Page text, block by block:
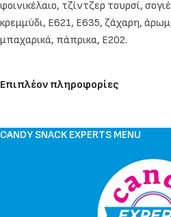
φοινικέλαιο, τζίντζερ τουρσί,
κρεμμύδι, E621, E635, ζάχαρη,
μπαχαρικά, πάπρικα, E202.
Επιπλέον πληροφορίες
CANDY SNACK EXPERTS MENU